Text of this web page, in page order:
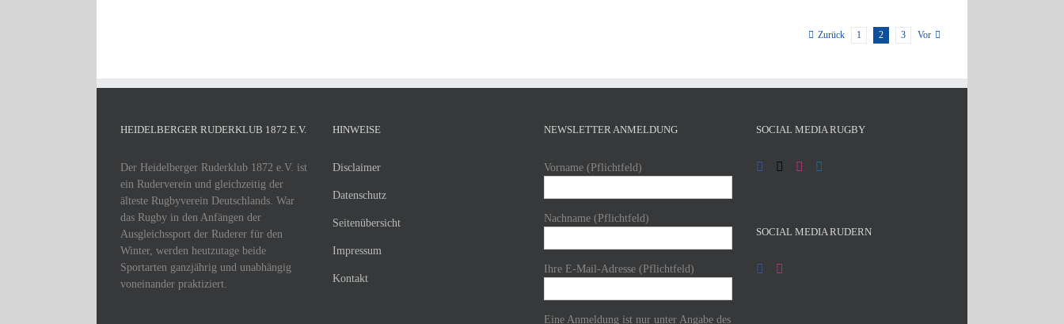
Zurück 1 2 3 Vor
HEIDELBERGER RUDERKLUB 1872 E.V.
Der Heidelberger Ruderklub 1872 e.V. ist
ein Ruderverein und gleichzeitig der
älteste Rugbyverein Deutschlands. War
das Rugby in den Anfängen der
Ausgleichssport der Ruderer für den
Winter, werden heutzutage beide
Sportarten ganzjährig und unabhängig
voneinander praktiziert.
HINWEISE
Disclaimer
Datenschutz
Seitenübersicht
Impressum
Kontakt
NEWSLETTER ANMELDUNG
Vorname (Pflichtfeld)
Nachname (Pflichtfeld)
Ihre E-Mail-Adresse (Pflichtfeld)
Eine Anmeldung ist nur unter Angabe des
SOCIAL MEDIA RUGBY
SOCIAL MEDIA RUDERN